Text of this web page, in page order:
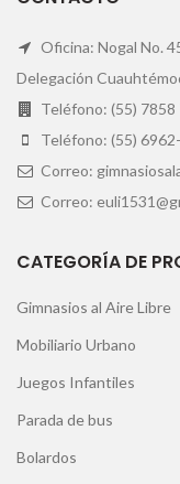
Oficina: Nogal No.
Delegación
Teléfono: (55) 7858
Teléfono: (55)
Correo:
Correo:
CATEGORÍA DE
Gimnasios al Aire Libre
Mobiliario Urbano
Juegos Infantiles
Parada de bus
Bolardos